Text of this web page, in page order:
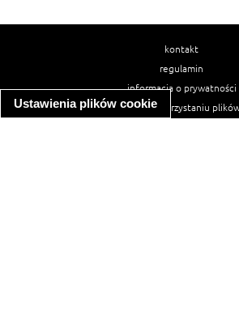
Ustawienia plików cookie
kontakt
regulamin
informacja o prywatności
informacja o wykorzystaniu